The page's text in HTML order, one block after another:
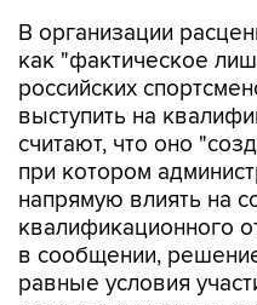
российских
выступить на
считают, что оно
при котором
напрямую влиять на
квалификационного
в сообщении,
равные условия
соревнованиях для
национальных